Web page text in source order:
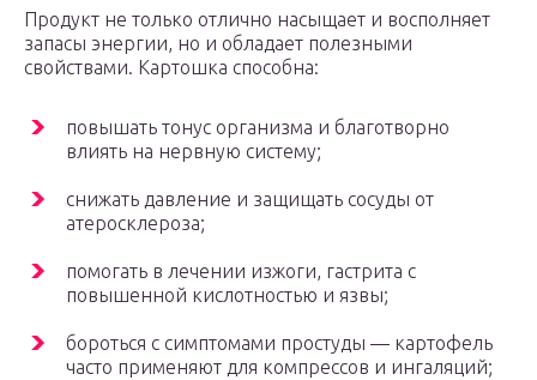
Продукт не только отлично насыщает и восполняет
запасы энергии, но и обладает полезными
свойствами. Картошка способна:
повышать тонус организма и благотворно
влиять на нервную систему;
снижать давление и защищать сосуды от
атеросклероза;
помогать в лечении изжоги, гастрита с
повышенной кислотностью и язвы;
бороться с симптомами простуды — картофель
часто применяют для компрессов и ингаляций;